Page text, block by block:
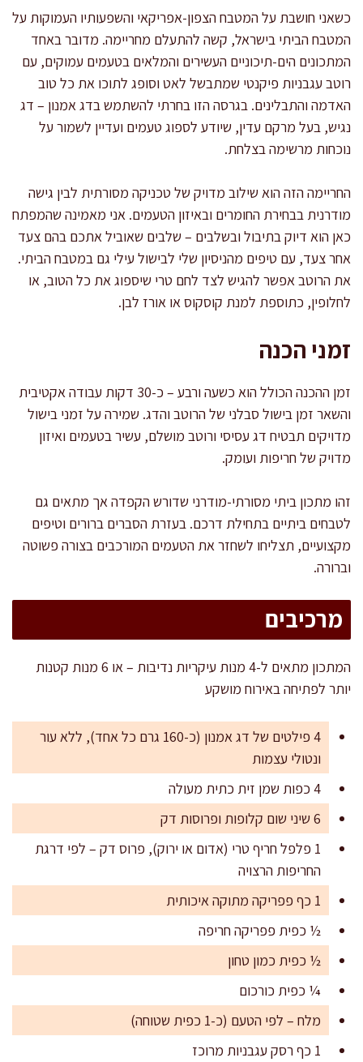
כשאני חושבת על המטבח הצפון-אפריקאי והשפעותיו העמוקות על
המטבח הביתי בישראל, קשה להתעלם מחריימה. מדובר באחד
המתכונים הים-תיכוניים העשירים והמלאים בטעמים עמוקים, עם
רוטב עגבניות פיקנטי שמתבשל לאט וסופג לתוכו את כל טוב
האדמה והתבלינים. בגרסה הזו בחרתי להשתמש בדג אמנון – דג
נגיש, בעל מרקם עדין, שיודע לספוג טעמים ועדיין לשמור על
נוכחות מרשימה בצלחת.
החריימה הזה הוא שילוב מדויק של טכניקה מסורתית לבין גישה
מודרנית בבחירת החומרים ובאיזון הטעמים. אני מאמינה שהמפתח
כאן הוא דיוק בתיבול ובשלבים – שלבים שאוביל אתכם בהם צעד
אחר צעד, עם טיפים מהניסיון שלי לבישול עילי גם במטבח הביתי.
את הרוטב אפשר להגיש לצד לחם טרי שיספוג את כל הטוב, או
לחלופין, כתוספת למנת קוסקוס או אורז לבן.
זמני הכנה
זמן ההכנה הכולל הוא כשעה ורבע – כ-30 דקות עבודה אקטיבית
והשאר זמן בישול סבלני של הרוטב והדג. שמירה על זמני בישול
מדויקים תבטיח דג עסיסי ורוטב מושלם, עשיר בטעמים ואיזון
מדויק של חריפות ועומק.
זהו מתכון ביתי מסורתי-מודרני שדורש הקפדה אך מתאים גם
לטבחים ביתיים בתחילת דרכם. בעזרת הסברים ברורים וטיפים
מקצועיים, תצליחו לשחזר את הטעמים המורכבים בצורה פשוטה
וברורה.
מרכיבים
המתכון מתאים ל-4 מנות עיקריות נדיבות – או 6 מנות קטנות
יותר לפתיחה באירוח מושקע
4 פילטים של דג אמנון (כ-160 גרם כל אחד), ללא עור
ונטולי עצמות
4 כפות שמן זית כתית מעולה
6 שיני שום קלופות ופרוסות דק
1 פלפל חריף טרי (אדום או ירוק), פרוס דק – לפי דרגת
החריפות הרצויה
1 כף פפריקה מתוקה איכותית
½ כפית פפריקה חריפה
½ כפית כמון טחון
¼ כפית כורכום
מלח – לפי הטעם (כ-1 כפית שטוחה)
1 כף רסק עגבניות מרוכז